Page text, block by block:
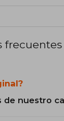
de nuestro